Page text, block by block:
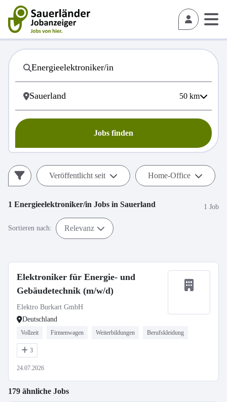
50 km
Jobs finden
Veröffentlicht seit Home-Office
1 Energieelektroniker/in Jobs in Sauerland 1 Job
Sortieren nach: Relevanz
Elektroniker für Energie- und
Gebäudetechnik (m/w/d)
Elektro Burkart GmbH
Deutschland
Vollzeit Firmenwagen Weiterbildungen Berufskleidung
3
24.07.2026
179 ähnliche Jobs